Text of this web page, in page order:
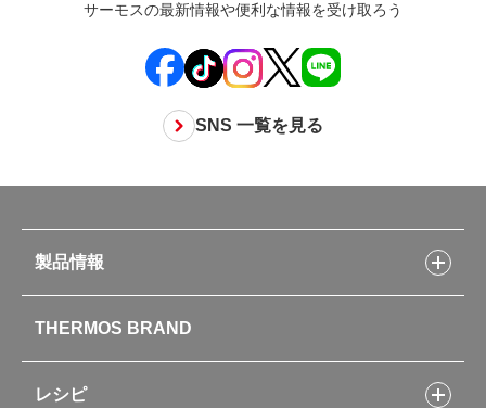
サーモスの最新情報や便利な情報を受け取ろう
SNS 一覧を見る
製品情報
水筒
お弁当
キッチン用品
THERMOS BRAND
レシピ